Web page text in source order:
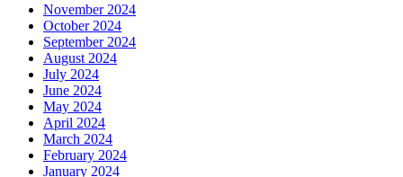
November 2024
October 2024
September 2024
August 2024
July 2024
June 2024
May 2024
April 2024
March 2024
February 2024
January 2024